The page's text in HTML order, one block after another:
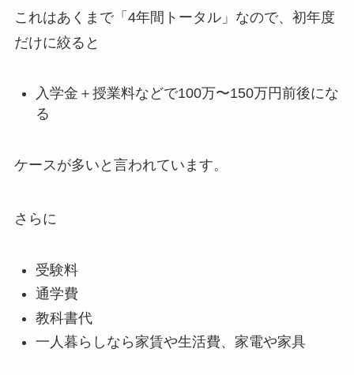
これはあくまで「4年間トータル」なので、初年度
だけに絞ると
入学金＋授業料などで100万〜150万円前後にな
る
ケースが多いと言われています。
さらに
受験料
通学費
教科書代
一人暮らしなら家賃や生活費、家電や家具